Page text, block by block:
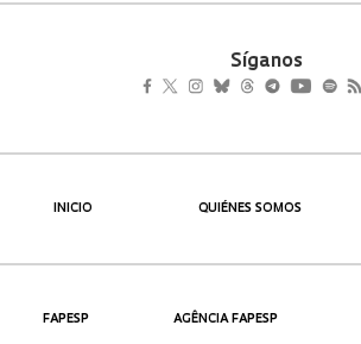
Síganos
INICIO QUIÉNES SOMOS
FAPESP AGÊNCIA FAPESP